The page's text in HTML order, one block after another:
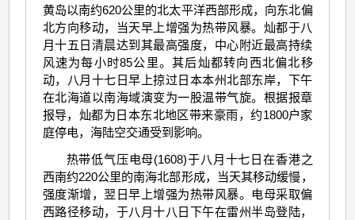
黄岛以南约620公里的北太平洋西部形成，向东北偏
北方向移动，当天早上增强为热带风暴。灿都于八
月十五日清晨达到其最高强度，中心附近最高持续
风速为每小时85公里。其后灿都转向西北偏北移
动，八月十七日早上掠过日本本州北部东岸，下午
在北海道以南海域演变为一股温带气旋。根据报章
报导，灿都为日本东北地区带来豪雨，约1800户家
庭停电，海陆空交通受到影响。
热带低气压电母(1608)于八月十七日在香港之
西南约220公里的南海北部形成，当天其移动缓慢，
强度渐增，翌日早上增强为热带风暴。电母采取偏
西路径移动，于八月十八日下午在雷州半岛登陆，